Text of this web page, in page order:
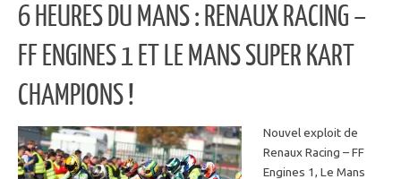
6 HEURES DU MANS : RENAUX RACING –
FF ENGINES 1 ET LE MANS SUPER KART
CHAMPIONS !
Nouvel exploit de
Renaux Racing – FF
Engines 1, Le Mans